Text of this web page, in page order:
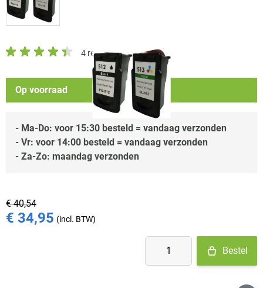
4 reviews
Op voorraad
- Ma-Do: voor 15:30 besteld = vandaag verzonden
- Vr: voor 14:00 besteld = vandaag verzonden
- Za-Zo: maandag verzonden
€ 40,54
€ 34,95
Aantal
Bestel